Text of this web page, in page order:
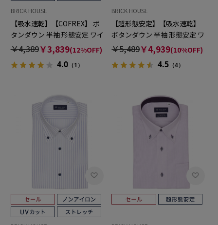
BRICK HOUSE
【吸水速乾】【COFREX】 ボ
タンダウン 半袖 形態安定 ワイ
シャツ
￥4,389￥3,839(12%OFF)
4.0（1）
BRICK HOUSE
【超形態安定】【吸水速乾】
ボタンダウン 半袖 形態安定 ワ
イシャツ
￥5,489￥4,939(10%OFF)
4.5 （4）